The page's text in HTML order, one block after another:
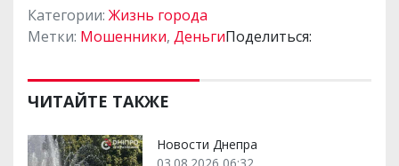
Категории: Жизнь города
Метки: Мошенники, ДеньгиПоделиться:
ЧИТАЙТЕ ТАКЖЕ
Новости Днепра